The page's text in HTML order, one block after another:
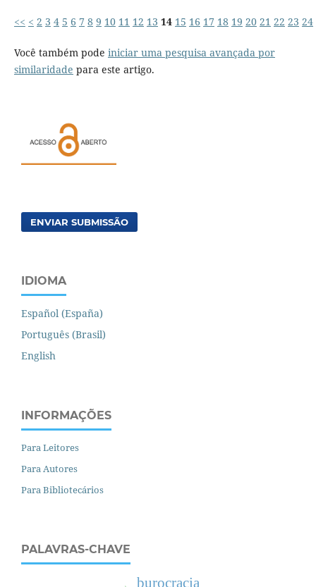
<< < 2 3 4 5 6 7 8 9 10 11 12 13 14 15 16 17 18 19 20 21 22 23 24
Você também pode iniciar uma pesquisa avançada por
similaridade para este artigo.
ENVIAR SUBMISSÃO
IDIOMA
Español (España)
Português (Brasil)
English
INFORMAÇÕES
Para Leitores
Para Autores
Para Bibliotecários
PALAVRAS-CHAVE
burocracia